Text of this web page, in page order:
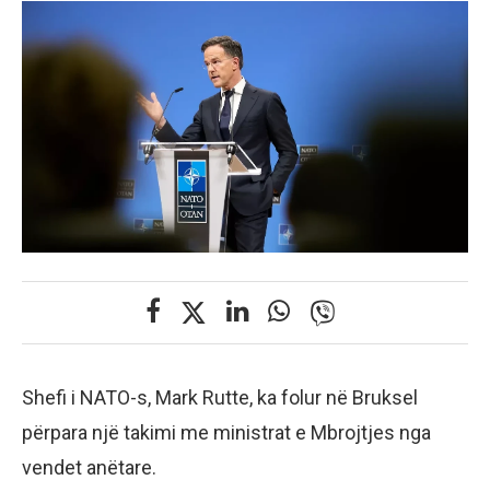
Shefi i NATO-s, Mark Rutte, ka folur në Bruksel
përpara një takimi me ministrat e Mbrojtjes nga
vendet anëtare.